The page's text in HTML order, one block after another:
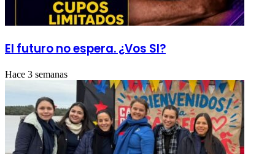
El futuro no espera. ¿Vos SI?
Hace 3 semanas